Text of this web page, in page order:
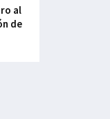
al
de